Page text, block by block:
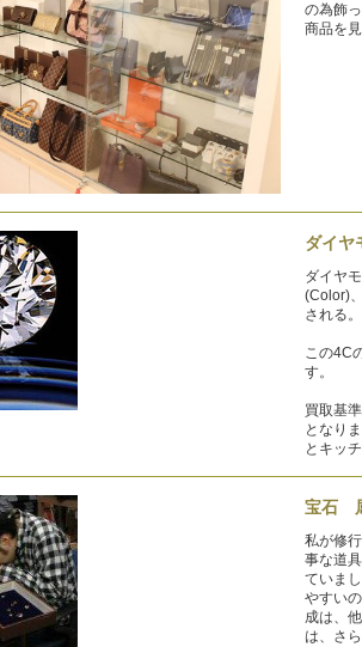
の為飾
商品を
ダイヤ
ダイヤ
(Color)
される
この4C
す。
買取基
となり
とキッ
宝石
私が修
事な道
ていま
やすい
成は、
は、さ